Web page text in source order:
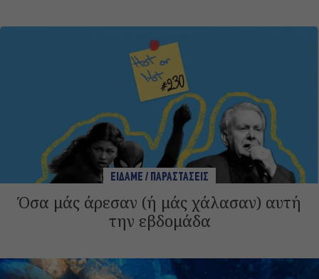
ΕΙΔΑΜΕ / ΠΑΡΑΣΤΑΣΕΙΣ
Όσα μάς άρεσαν (ή μάς χάλασαν) αυτή
την εβδομάδα